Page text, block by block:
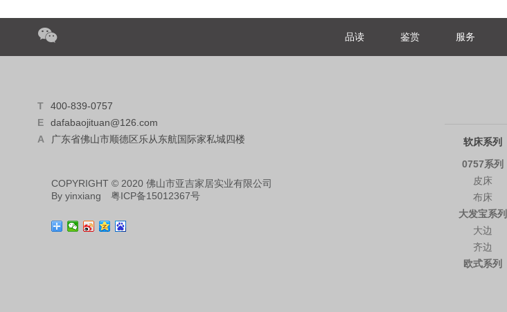
品读 鉴赏 服务
T
400-839-0757
E
dafabaojituan@126.com
A
广东省佛山市顺德区乐从东航国际家私城四楼
COPYRIGHT © 2020 佛山市亚吉家居实业有限公司
By yinxiang 粤ICP备15012367号
软床系列
0757系列
皮床
布床
大发宝系列
大边
齐边
欧式系列